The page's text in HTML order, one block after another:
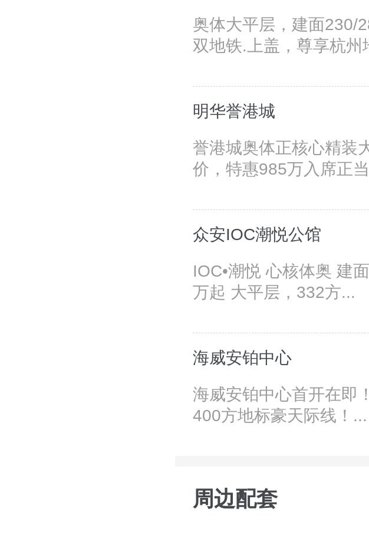
奥体大平层，建面230/
双地铁.上盖，尊享杭州
明华誉港城
誉港城奥体正核心精装
价，特惠985万入席正当
众安IOC潮悦公馆
IOC•潮悦 心核体奥 建面约60方 一线江景 华豪装修 225
万起 大平层，332方...
海威安铂中心
海威安铂中心首开在即
400方地标豪天际线！...
周边配套